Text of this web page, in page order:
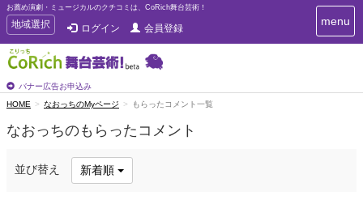
お薦め演劇・ミュージカルのクチコミは、CoRich舞台芸術！
T
o
g
g
e
n
v
a
地域選択 ログイン 会員登録
バナー広告お申込み
T
o
menu
HOME なおっちのMyページ もらったコメント一覧
なおっちのもらったコメント
並び替え 新着順